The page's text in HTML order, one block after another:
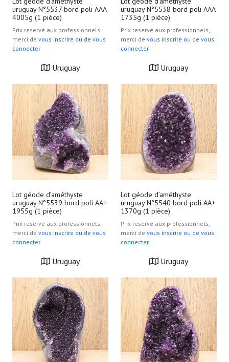
votre consentement à tout moment à partir de la
déclaration sur les cookies.
Les cookies nous permettent de personnaliser le contenu
médias sociaux et d'analyser notre trafic. Nous
partageons également des informations sur l'utilisation de
notre site avec nos partenaires de médias sociaux, de
publicité et d'analyse, qui peuvent combiner celles-ci
avec d'autres informations que vous leur avez fournies
ou qu'ils ont collectées lors de votre utilisation de leurs
services.
uruguay N°5537 bord poli AAA
4005g (1 pièce)
Prix reservé aux professionnels,
merci de vous inscrire ou de vous
connecter
Uruguay
uruguay N°5538 bord poli AAA
1735g (1 pièce)
Prix reservé aux professionnels,
merci de vous inscrire ou de vous
connecter
Uruguay
Lot géode d’améthyste
uruguay N°5539 bord poli AA+
1955g (1 pièce)
Prix reservé aux professionnels,
merci de vous inscrire ou de vous
connecter
Uruguay
Lot géode d’améthyste
uruguay N°5540 bord poli AA+
1370g (1 pièce)
Prix reservé aux professionnels,
merci de vous inscrire ou de vous
connecter
Uruguay